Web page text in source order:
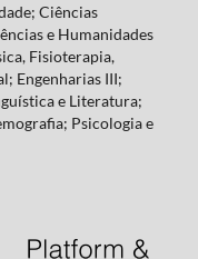
Ciências
e Humanidades
Fisioterapia,
Engenharias III;
e Literatura;
Psicologia e